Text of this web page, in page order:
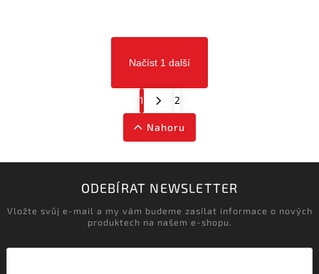
Načíst 1 další
1 2
Nahoru
ODEBÍRAT NEWSLETTER
Vložte svůj e-mail a my vám budeme zasílat informace o nových
produktech na našem e-shopu.